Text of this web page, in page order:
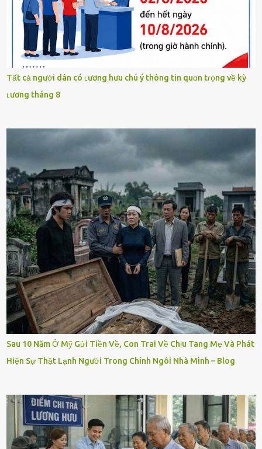
Tất cả người dân có ʟương hưu chú ý thông tin quɑn tɾọng về kỳ
ʟương tháng 8
Sau 10 Năm Ở Mỹ Gửi Tiền Về, Con Trai Về Chịu Tang Mẹ Và Phát
Hiện Sự Thật Lạnh Người Trong Chính Ngôi Nhà Mình – Blog